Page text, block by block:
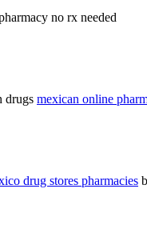
no rx needed
drugs mexican online
drug stores pharmacies